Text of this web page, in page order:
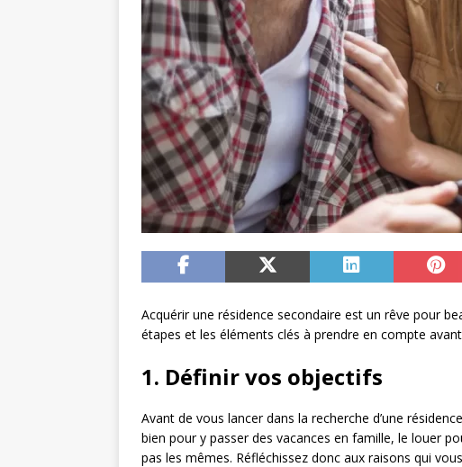
Acquérir une résidence secondaire est un rêve pour
étapes et les éléments clés à prendre en compte
1. Définir vos objectifs
Avant de vous lancer dans la recherche d’une
bien pour y passer des vacances en famille, le louer
pas les mêmes. Réfléchissez donc aux raisons qui